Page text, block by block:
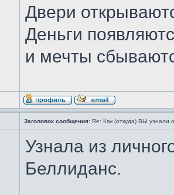
Двери
Деньги
и мечты
Заголовок сообщения: Re: Как (откуда) ВЫ узнали
Узнала из
Беллиданс.